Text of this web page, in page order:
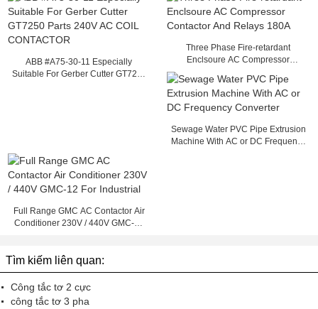
ABB #A75-30-11 Especially
Suitable For Gerber Cutter GT7250
Three Phase Fire-retardant
Enclsoure AC Compressor
Sewage Water PVC Pipe Extrusion
Machine With AC or DC Frequency
Full Range GMC AC Contactor Air
Conditioner 230V / 440V GMC-12
Tìm kiếm liên quan:
Công tắc tơ 2 cực
công tắc tơ 3 pha